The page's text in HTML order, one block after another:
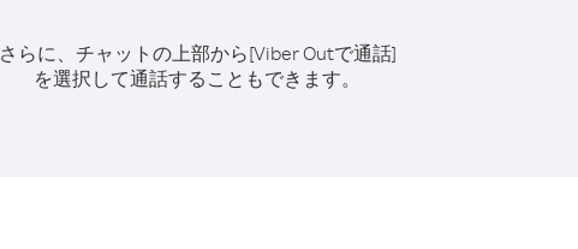
さらに、チャットの上部から[Viber Outで通話]
を選択して通話することもできます。